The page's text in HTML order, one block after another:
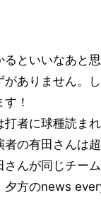
といいなあと
ありません。
！
者に球種読ま
の有田さんは
んが同じチー
夕方のnews